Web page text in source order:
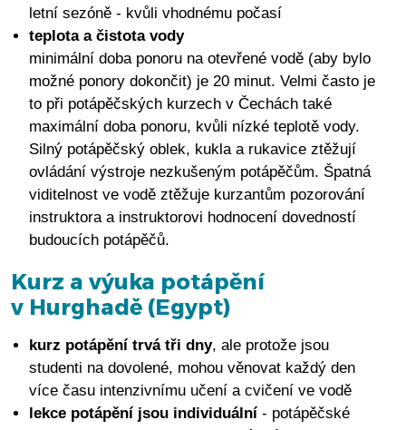
letní sezóně - kvůli vhodnému počasí
teplota a čistota vody
minimální doba ponoru na otevřené vodě (aby bylo
možné ponory dokončit) je 20 minut. Velmi často je
to při potápěčských kurzech v Čechách také
maximální doba ponoru, kvůli nízké teplotě vody.
Silný potápěčský oblek, kukla a rukavice ztěžují
ovládání výstroje nezkušeným potápěčům. Špatná
viditelnost ve vodě ztěžuje kurzantům pozorování
instruktora a instruktorovi hodnocení dovedností
budoucích potápěčů.
Kurz a výuka potápění
v Hurghadě (Egypt)
kurz potápění trvá tři dny, ale protože jsou
studenti na dovolené, mohou věnovat každý den
více času intenzivnímu učení a cvičení ve vodě
lekce potápění jsou individuální - potápěčské